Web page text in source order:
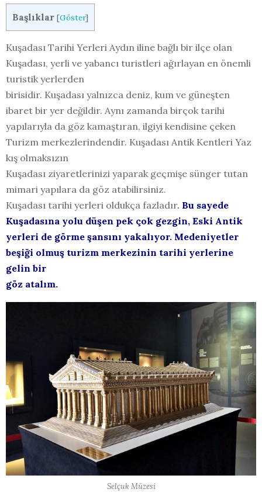
Başlıklar [Göster]
Kuşadası Tarihi Yerleri Aydın iline bağlı bir ilçe olan
Kuşadası, yerli ve yabancı turistleri ağırlayan en önemli
turistik yerlerden
birisidir. Kuşadası yalnızca deniz, kum ve güneşten
ibaret bir yer değildir. Aynı zamanda birçok tarihi
yapılarıyla da göz kamaştıran, ilgiyi kendisine çeken
Turizm merkezlerindendir. Kuşadası Antik Kentleri Yaz
kış olmaksızın
Kuşadası ziyaretlerinizi yaparak geçmişe sünger tutan
mimari yapılara da göz atabilirsiniz.
Kuşadası tarihi yerleri oldukça fazladır. Bu sayede
Kuşadasına yolu düşen pek çok gezgin, Eski Antik
yerleri de görme şansını yakalıyor. Medeniyetler
beşiği olmuş turizm merkezinin tarihi yerlerine
gelin bir
göz atalım.
Selçuk Müzesi